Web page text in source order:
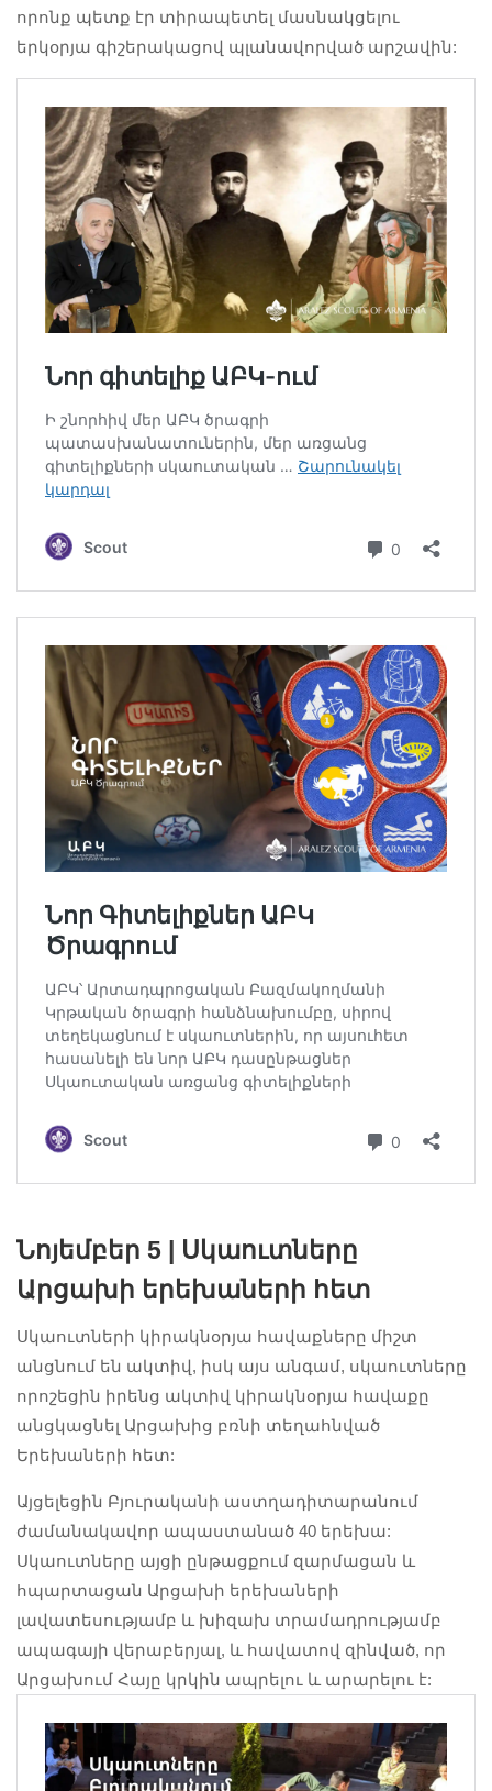
որոնք պետք էր տիրապետել մասնակցելու
երկօրյա գիշերակացով պլանավորված արշավին:
Նոյեմբեր 5 | Սկաուտները
Արցախի երեխաների հետ
Սկաուտների կիրակնօրյա հավաքները միշտ
անցնում են ակտիվ, իսկ այս անգամ, սկաուտները
որոշեցին իրենց ակտիվ կիրակնօրյա հավաքը
անցկացնել Արցախից բռնի տեղահնված
Երեխաների հետ:
Այցելեցին Բյուրականի աստղադիտարանում
ժամանակավոր ապաստանած 40 երեխա:
Սկաուտները այցի ընթացքում զարմացան և
հպարտացան Արցախի երեխաների
լավատեսությամբ և խիզախ տրամադրությամբ
ապագայի վերաբերյալ, և հավատով զինված, որ
Արցախում Հայը կրկին ապրելու և արարելու է: